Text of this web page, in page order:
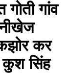
गोती गांव
कर
कुश सिंह